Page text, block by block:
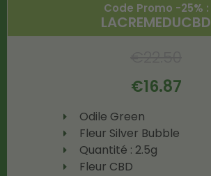
Code Promo -25% :
LACREMEDUCBD
€16.87
Odile Green
Fleur Silver Bubble
Quantité : 2.5g
Fleur CBD